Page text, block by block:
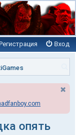
Вход
опять